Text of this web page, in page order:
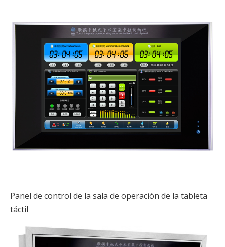
Panel de control de la sala de operación de la tableta
táctil